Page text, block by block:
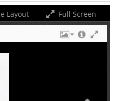
Layout Full Screen